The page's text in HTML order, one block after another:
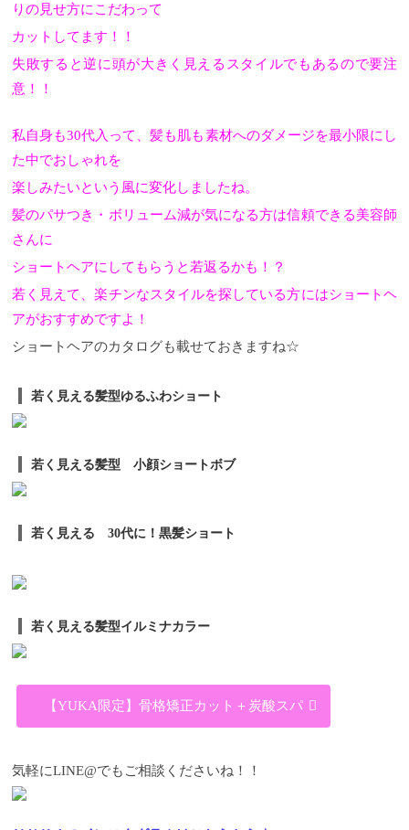
りの見せ方にこだわって
カットしてます！！
失敗すると逆に頭が大きく見えるスタイルでもあるので要注
意！！
私自身も30代入って、髪も肌も素材へのダメージを最小限にし
た中でおしゃれを
楽しみたいという風に変化しましたね。
髪のパサつき・ボリューム減が気になる方は信頼できる美容師
さんに
ショートヘアにしてもらうと若返るかも！？
若く見えて、楽チンなスタイルを探している方にはショートヘ
アがおすすめですよ！
ショートヘアのカタログも載せておきますね☆
若く見える髪型ゆるふわショート
若く見える髪型 小顔ショートボブ
若く見える 30代に！黒髪ショート
若く見える髪型イルミナカラー
【YUKA限定】骨格矯正カット＋炭酸スパ
気軽にLINE@でもご相談くださいね！！